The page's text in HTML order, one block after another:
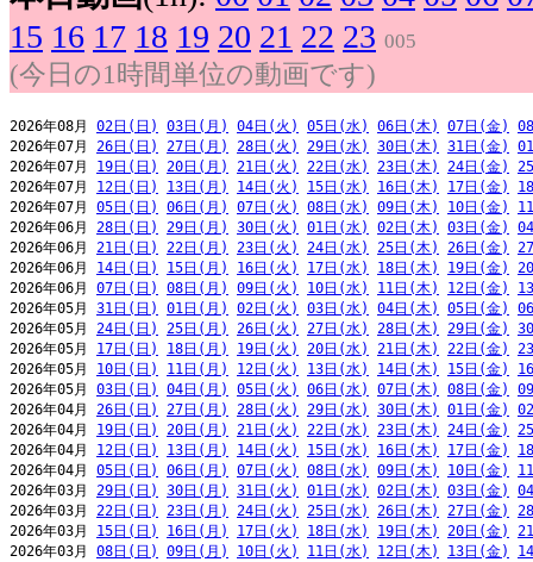
15 16 17 18 19 20 21 22 23 005
(今日の1時間単位の動画です)
2026年08月 02日(日) 03日(月) 04日(火) 05日(水) 06日(木) 07日(金)
2026年07月 26日(日) 27日(月) 28日(火) 29日(水) 30日(木) 31日(金)
2026年07月 19日(日) 20日(月) 21日(火) 22日(水) 23日(木) 24日(金)
2026年07月 12日(日) 13日(月) 14日(火) 15日(水) 16日(木) 17日(金)
2026年07月 05日(日) 06日(月) 07日(火) 08日(水) 09日(木) 10日(金)
2026年06月 28日(日) 29日(月) 30日(火) 01日(水) 02日(木) 03日(金)
2026年06月 21日(日) 22日(月) 23日(火) 24日(水) 25日(木) 26日(金)
2026年06月 14日(日) 15日(月) 16日(火) 17日(水) 18日(木) 19日(金)
2026年06月 07日(日) 08日(月) 09日(火) 10日(水) 11日(木) 12日(金)
2026年05月 31日(日) 01日(月) 02日(火) 03日(水) 04日(木) 05日(金)
2026年05月 24日(日) 25日(月) 26日(火) 27日(水) 28日(木) 29日(金)
2026年05月 17日(日) 18日(月) 19日(火) 20日(水) 21日(木) 22日(金)
2026年05月 10日(日) 11日(月) 12日(火) 13日(水) 14日(木) 15日(金)
2026年05月 03日(日) 04日(月) 05日(火) 06日(水) 07日(木) 08日(金)
2026年04月 26日(日) 27日(月) 28日(火) 29日(水) 30日(木) 01日(金)
2026年04月 19日(日) 20日(月) 21日(火) 22日(水) 23日(木) 24日(金)
2026年04月 12日(日) 13日(月) 14日(火) 15日(水) 16日(木) 17日(金)
2026年04月 05日(日) 06日(月) 07日(火) 08日(水) 09日(木) 10日(金)
2026年03月 29日(日) 30日(月) 31日(火) 01日(水) 02日(木) 03日(金)
2026年03月 22日(日) 23日(月) 24日(火) 25日(水) 26日(木) 27日(金)
2026年03月 15日(日) 16日(月) 17日(火) 18日(水) 19日(木) 20日(金)
2026年03月 08日(日) 09日(月) 10日(火) 11日(水) 12日(木) 13日(金)